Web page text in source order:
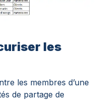
les
les membres d’une
de partage de